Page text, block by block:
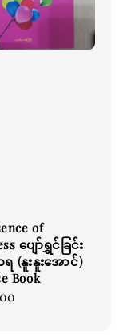
of
ပျော်ရွှင်ခြင်း
(နူးနူးအောင်)
Book